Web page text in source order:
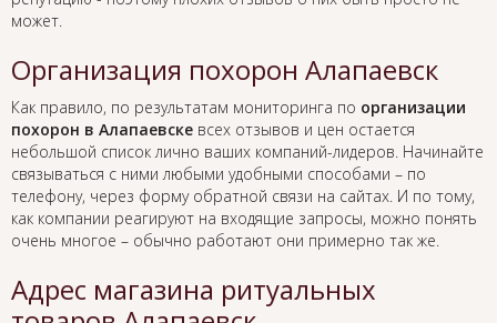
может.
Организация похорон Алапаевск
Как правило, по результатам мониторинга по организации
похорон в Алапаевске всех отзывов и цен остается
небольшой список лично ваших компаний-лидеров. Начинайте
связываться с ними любыми удобными способами – по
телефону, через форму обратной связи на сайтах. И по тому,
как компании реагируют на входящие запросы, можно понять
очень многое – обычно работают они примерно так же.
Адрес магазина ритуальных